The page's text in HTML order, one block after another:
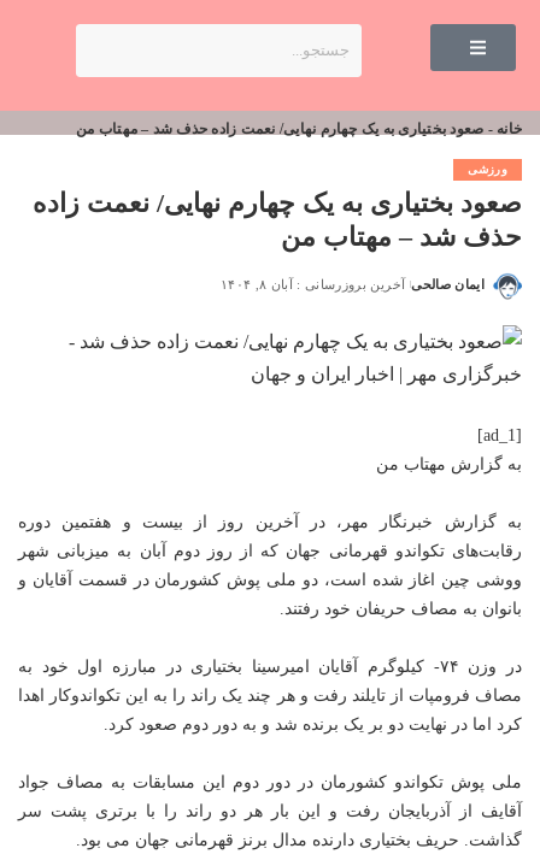
خانه - صعود بختیاری به یک چهارم نهایی/ نعمت زاده حذف شد – مهتاب من
ورزشی
صعود بختیاری به یک چهارم نهایی/ نعمت زاده
حذف شد – مهتاب من
ایمان صالحی آخرین بروزرسانی : آبان ۸, ۱۴۰۴
[ad_1]
به گزارش مهتاب من
به گزارش خبرنگار مهر، در آخرین روز از بیست و هفتمین دوره
رقابت‌های تکواندو قهرمانی جهان که از روز دوم آبان به میزبانی شهر
ووشی چین اغاز شده است، دو ملی پوش کشورمان در قسمت آقایان و
بانوان به مصاف حریفان خود رفتند.
در وزن ۷۴- کیلوگرم آقایان امیرسینا بختیاری در مبارزه اول خود به
مصاف فرومپات از تایلند رفت و هر چند یک راند را به این تکواندوکار اهدا
کرد اما در نهایت دو بر یک برنده شد و به دور دوم صعود کرد.
ملی پوش تکواندو کشورمان در دور دوم این مسابقات به مصاف جواد
آقایف از آذربایجان رفت و این بار هر دو راند را با برتری پشت سر
گذاشت. حریف بختیاری دارنده مدال برنز قهرمانی جهان می بود.